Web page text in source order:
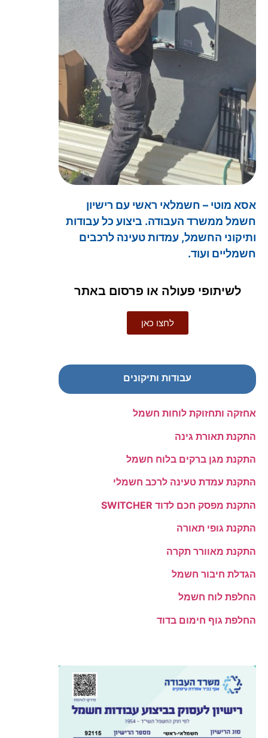
אסא מוטי – חשמלאי ראשי עם רישיון
חשמל ממשרד העבודה. ביצוע כל עבודות
ותיקוני החשמל, עמדות טעינה לרכבים
חשמליים ועוד.
לשיתופי פעולה או פרסום באתר
לחצו כאן
עבודות ותיקונים
אחזקה ותחזוקת לוחות חשמל
התקנת תאורת גינה
התקנת מגן ברקים בלוח חשמל
התקנת עמדת טעינה לרכב חשמלי
התקנת מפסק חכם לדוד SWITCHER
התקנת גופי תאורה
התקנת מאוורר תקרה
הגדלת חיבור חשמל
החלפת לוח חשמל
החלפת גוף חימום בדוד